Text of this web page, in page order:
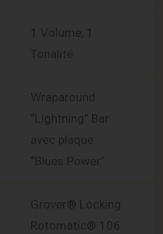
1 Volume, 1
Tonalité
Wraparound
“Lightning” Bar
avec plaque
“Blues Power”
Grover® Locking
Rotomatic® 106